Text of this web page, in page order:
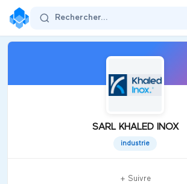
Rechercher...
SARL KHALED INOX
industrie
+ Suivre